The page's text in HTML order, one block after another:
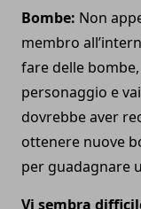
Bombe: Non
membro
fare delle
personaggio e
dovrebbe aver
ottenere nuove
per guadagnare
Vi sembra